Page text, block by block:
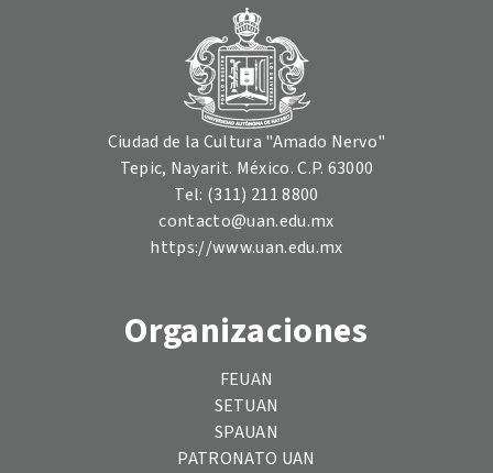
Ciudad de la Cultura "Amado Nervo"
Tepic, Nayarit. México. C.P. 63000
Tel: (311) 211 8800
contacto@uan.edu.mx
https://www.uan.edu.mx
Organizaciones
FEUAN
SETUAN
SPAUAN
PATRONATO UAN